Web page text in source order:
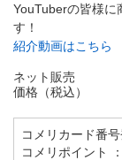
YouTuberの皆様に
す！
紹介動画はこちら
ネット販売
価格（税込）
コメリカード番
コメリポイント ：